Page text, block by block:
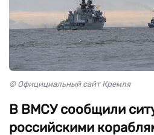
© Официциальный сайт Кремля
В ВМСУ сообщили
российскими